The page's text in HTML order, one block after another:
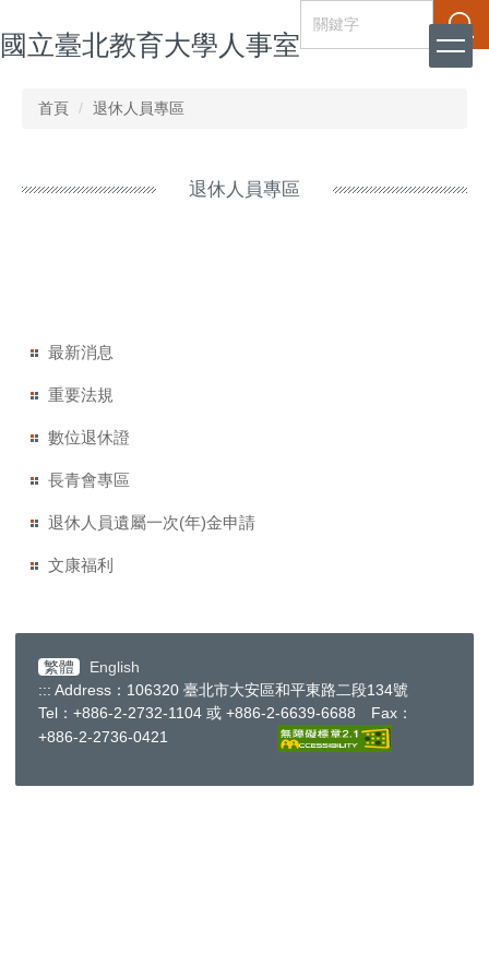
到
主
國立臺北教育大學人事室
搜尋
首頁 退休人員專區
退休人員專區
最新消息
重要法規
數位退休證
長青會專區
退休人員遺屬一次(年)金申請
文康福利
繁體
English
::: Address：106320 臺北市大安區和平東路二段134號
Tel：+886-2-2732-1104 或 +886-2-6639-6688 Fax：
+886-2-2736-0421